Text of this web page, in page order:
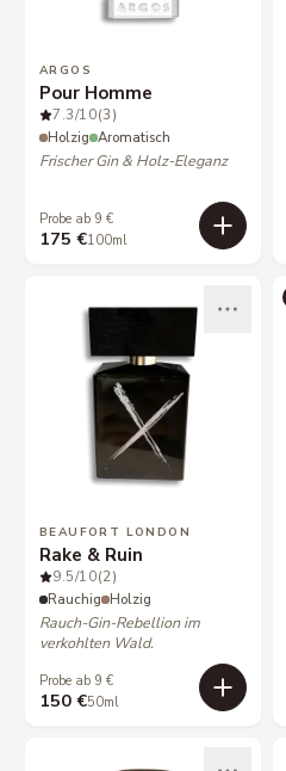
ARGOS
Pour Homme
7.3/10(3)
Holzig Aromatisch
Frischer Gin & Holz-Eleganz
Probe ab 9 €
175 €100ml
BEAUFORT LONDON
Rake & Ruin
9.5/10(2)
Rauchig Holzig
Rauch-Gin-Rebellion im
verkohlten Wald.
Probe ab 9 €
150 €50ml